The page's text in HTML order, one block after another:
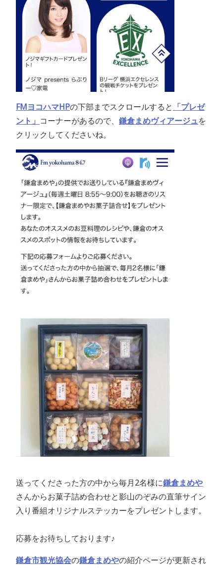
FMヨコハマHPの下部までスクロールすると 「プレゼ
ント」 コーナーがあるので、 鎌倉まめヴィアージュを
クリックしてくださいね。
送ってくださった方の中から毎月2名様に鎌倉まめや
さんからお菓子詰め合わせと影山のぞみの直筆サイン
入り番組オリジナルステッカーをプレゼントします。
応募をお待ちしております♪
鎌倉市観光協会の鎌倉まめやの紹介ページが更新され